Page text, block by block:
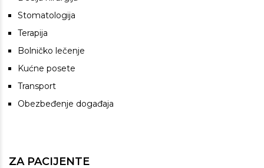
Stomatologija
Terapija
Bolničko lečenje
Kućne posete
Transport
Obezbeđenje događaja
ZA PACIJENTE